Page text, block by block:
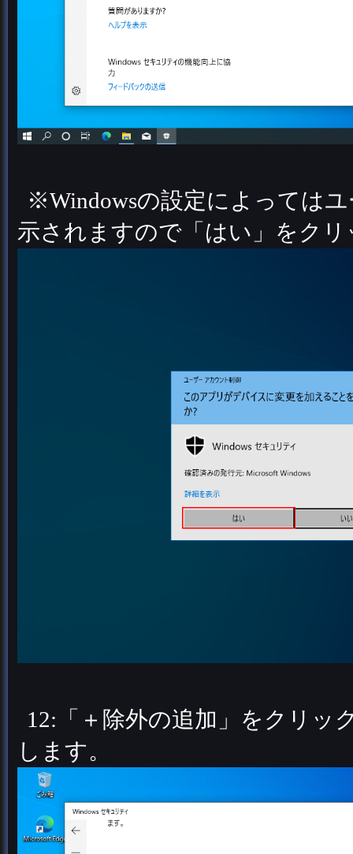
※Windowsの設定によっては
示されますので「はい」をク
12:「＋除外の追加」をクリッ
します。